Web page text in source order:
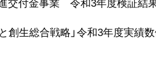
交付金事業 令和3年度検証結果
創生総合戦略」令和3年度実績